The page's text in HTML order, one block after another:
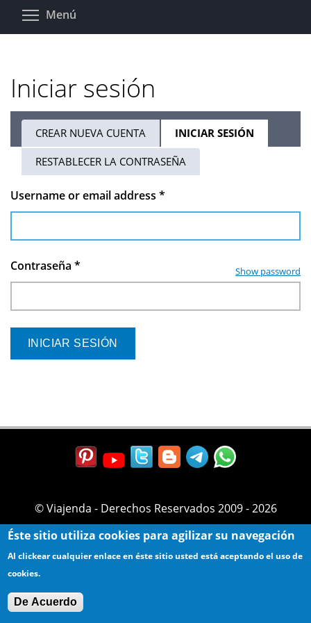
Pasar
Menú
Iniciar sesión
Solapas
principales
CREAR NUEVA CUENTA INICIAR SESIÓN
ACTIVA)
RESTABLECER LA CONTRASEÑA
Username or email address *
Contraseña * Show password
© Viajenda - Derechos Reservados 2009 - 2026
Éste sitio utiliza cookies para agilizar su navegación
Al clickear cualquier enlace en éste sitio usted está aceptando el uso de
cookies.
De Acuerdo